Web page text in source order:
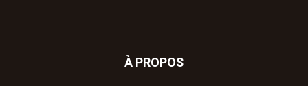
À PROPOS